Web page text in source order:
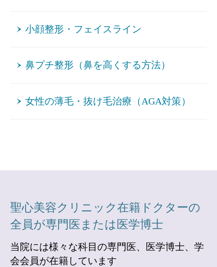
小顔整形・フェイスライン
鼻プチ整形（鼻を高くする方法）
女性の薄毛・抜け毛治療（AGA対策）
聖心美容クリニック在籍ドクターの
全員が専門医または医学博士
当院には様々な科目の専門医、医学博士、学
会会員が在籍しています